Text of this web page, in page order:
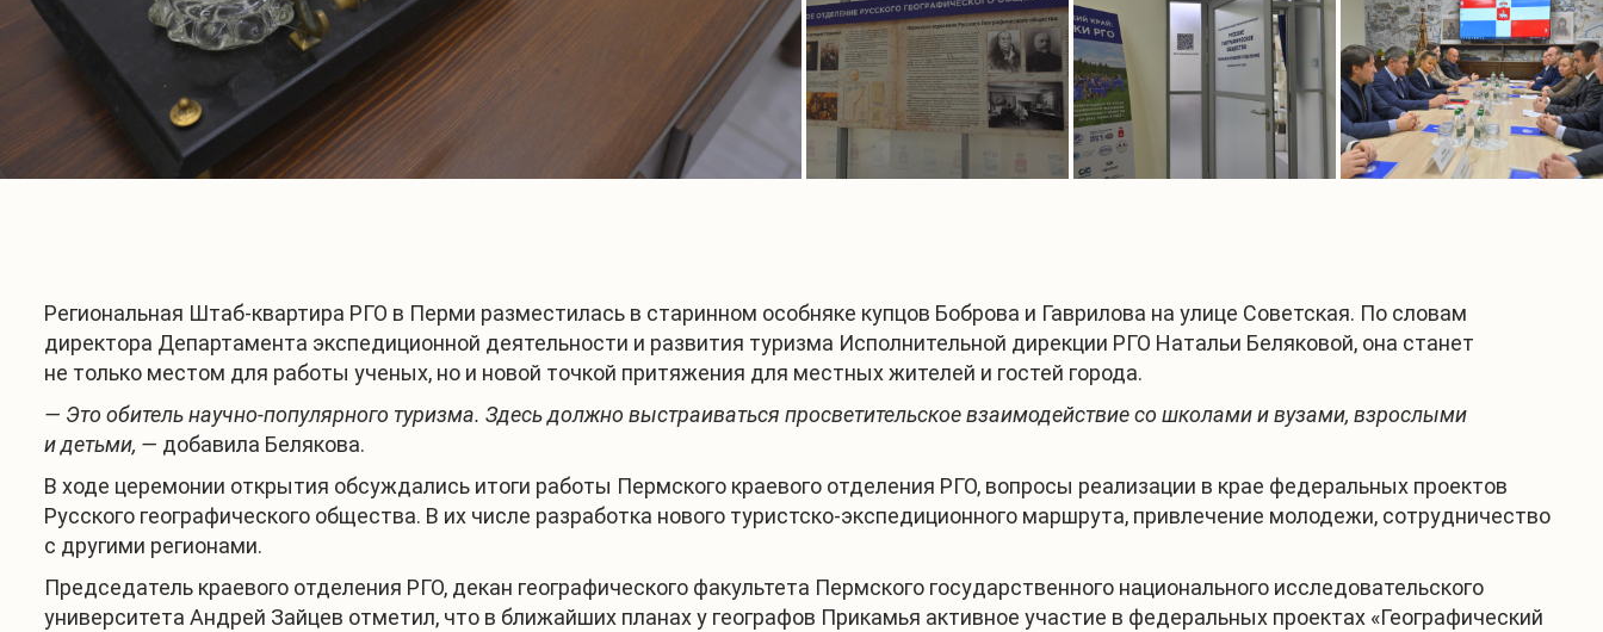
Региональная Штаб-квартира РГО в Перми разместилась в старинном особняке купцов Боброва и Гаврилова на улице Советская. По словам
директора Департамента экспедиционной деятельности и развития туризма Исполнительной дирекции РГО Натальи Беляковой, она станет
не только местом для работы ученых, но и новой точкой притяжения для местных жителей и гостей города.
— Это обитель научно-популярного туризма. Здесь должно выстраиваться просветительское взаимодействие со школами и вузами, взрослыми
и детьми, — добавила Белякова.
В ходе церемонии открытия обсуждались итоги работы Пермского краевого отделения РГО, вопросы реализации в крае федеральных проектов
Русского географического общества. В их числе разработка нового туристско-экспедиционного маршрута, привлечение молодежи, сотрудничество
с другими регионами.
Председатель краевого отделения РГО, декан географического факультета Пермского государственного национального исследовательского
университета Андрей Зайцев отметил, что в ближайших планах у географов Прикамья активное участие в федеральных проектах «Географический